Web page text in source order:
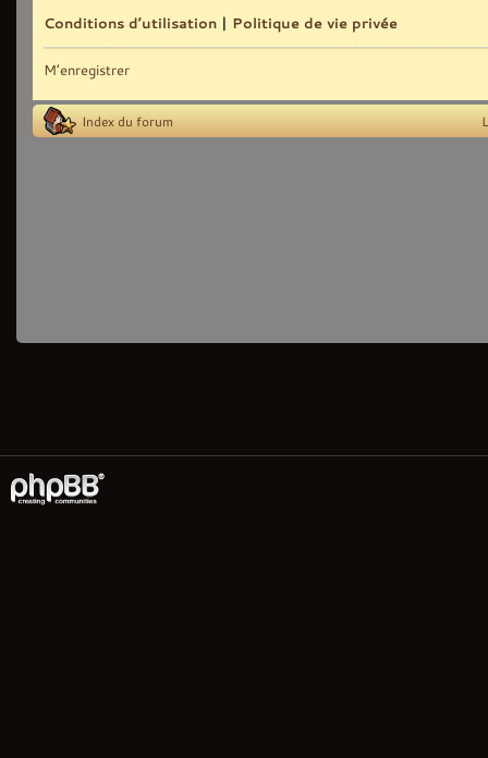
Conditions d’utilisation | Politique de vie privée
M’enregistrer
Index du forum